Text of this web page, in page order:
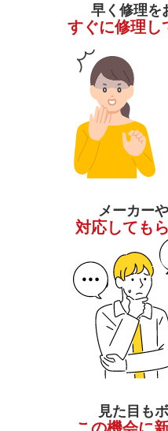
早く修理を
すぐに修理し
メーカー
対応しても
見た目も